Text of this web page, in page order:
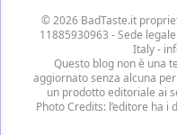
© 2026 BadTaste.it
11885930963 - Sede
Italy -
Questo blog non è una
aggiornato senza alcuna
un prodotto editoriale ai
Photo Credits: l’editore ha